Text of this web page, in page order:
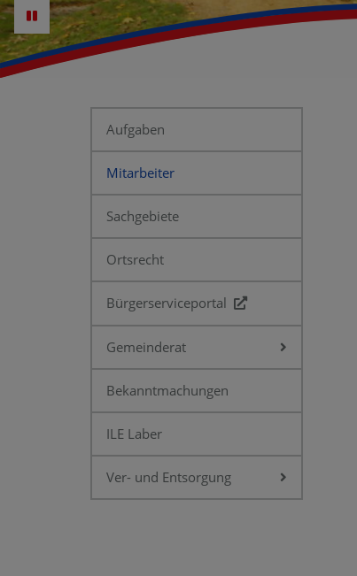
Aufgaben
Mitarbeiter
Sachgebiete
Ortsrecht
Bürgerserviceportal
Gemeinderat
Bekanntmachungen
ILE Laber
Ver- und Entsorgung